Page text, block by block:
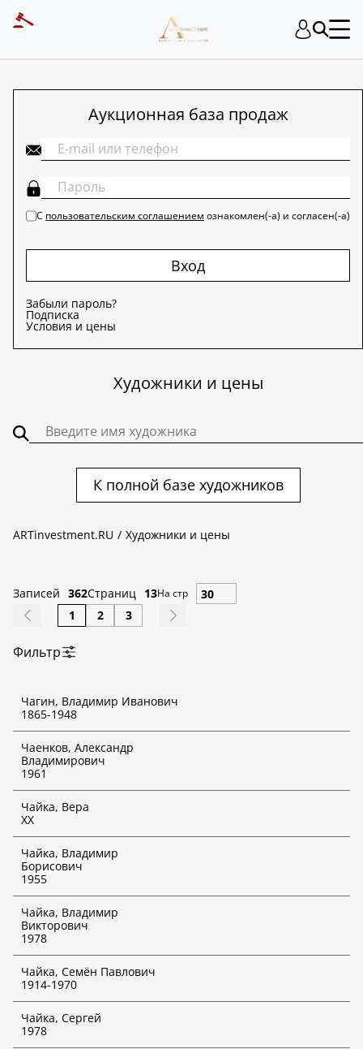
ART INVESTMENT
Аукционная база продаж
С пользовательским соглашением ознакомлен(-а) и согласен(-а)
Вход
Забыли пароль?
Подписка
Условия и цены
Художники и цены
К полной базе художников
ARTinvestment.RU Художники и цены
Записей 362Страниц 13На стр
1 2 3
Фильтр
А Б В Г Д Е Ж З И К Л
Х Ц Ч Ш
Творческие объединения
Выбрать творческое объединение
Наличие индикаторов инвестиционного риска
Неважно
Выбрать аукционный дом
Дата аукциона
День
Месяц
Год
Чагин, Владимир Иванович
1865-1948
Чаенков, Александр
Владимирович
1961
Чайка, Вера
ХХ
Чайка, Владимир
Борисович
1955
Чайка, Владимир
Викторович
1978
Чайка, Семён Павлович
1914-1970
Чайка, Сергей
1978